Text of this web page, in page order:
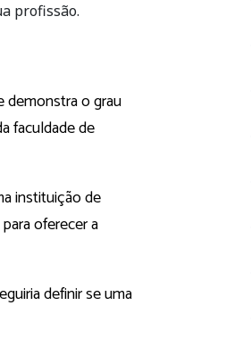
profissão.
demonstra o grau
faculdade de
instituição de
oferecer a
definir se uma